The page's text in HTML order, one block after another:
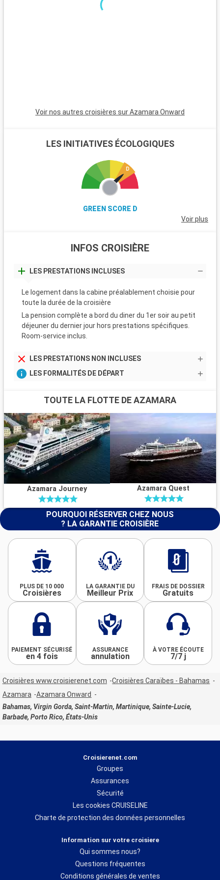
bateau, sont un paradis avec leurs plages de sable blanc. Pour
Voir nos autres croisières sur Azamara Onward
LES INITIATIVES ÉCOLOGIQUES
GREEN SCORE D
Voir plus
INFOS CROISIÈRE
LES PRESTATIONS INCLUSES
Le logement dans la cabine préalablement choisie pour
toute la durée de la croisière
La pension complète a bord du diner du 1er soir au petit
déjeuner du dernier jour hors prestations spécifiques.
Room-service inclus.
LES PRESTATIONS NON INCLUSES
LES FORMALITÉS DE DÉPART
TOUTE LA FLOTTE DE AZAMARA
Azamara Journey Azamara Quest
POURQUOI RÉSERVER CHEZ NOUS
? LA GARANTIE CROISIÈRE
PLUS DE 10 000
Croisières
LA GARANTIE DU
Meilleur Prix
FRAIS DE DOSSIER
Gratuits
PAIEMENT SÉCURISÉ
en 4 fois
ASSURANCE
annulation
À VOTRE ÉCOUTE
7/7 j
Croisières www.croisierenet.com
Croisières Caraïbes - Bahamas
Azamara
Azamara Onward
Bahamas, Virgin Gorda, Saint-Martin, Martinique, Sainte-Lucie,
Barbade, Porto Rico, États-Unis
Croisierenet.com
Groupes
Assurances
Sécurité
Les cookies CRUISELINE
Charte de protection des données personnelles
Information sur votre croisiere
Qui sommes nous?
Questions fréquentes
Conditions générales de ventes